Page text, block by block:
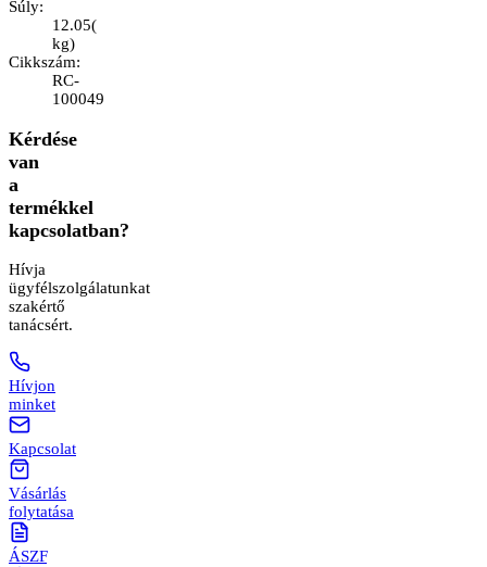
Súly:
12.05(
kg)
Cikkszám:
RC-
100049
Kérdése
van
a
termékkel
kapcsolatban?
Hívja
ügyfélszolgálatunkat
szakértő
tanácsért.
Hívjon
minket
Kapcsolat
Vásárlás
folytatása
ÁSZF